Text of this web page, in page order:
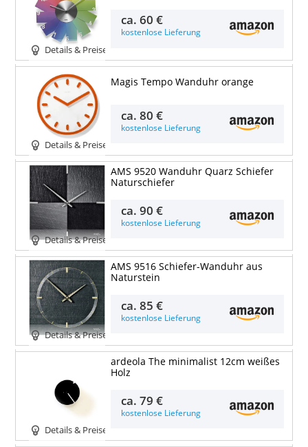
Details & Preise
ca.60 €
kostenlose Lieferung
Details & Preise
Magis Tempo Wanduhr orange
ca.80 €
kostenlose Lieferung
Details & Preise
AMS 9520 Wanduhr Quarz Schiefer
Naturschiefer
ca.90 €
kostenlose Lieferung
Details & Preise
AMS 9516 Schiefer-Wanduhr aus
Naturstein
ca.85 €
kostenlose Lieferung
Details & Preise
ardeola The minimalist 12cm weißes
Holz
ca.79 €
kostenlose Lieferung